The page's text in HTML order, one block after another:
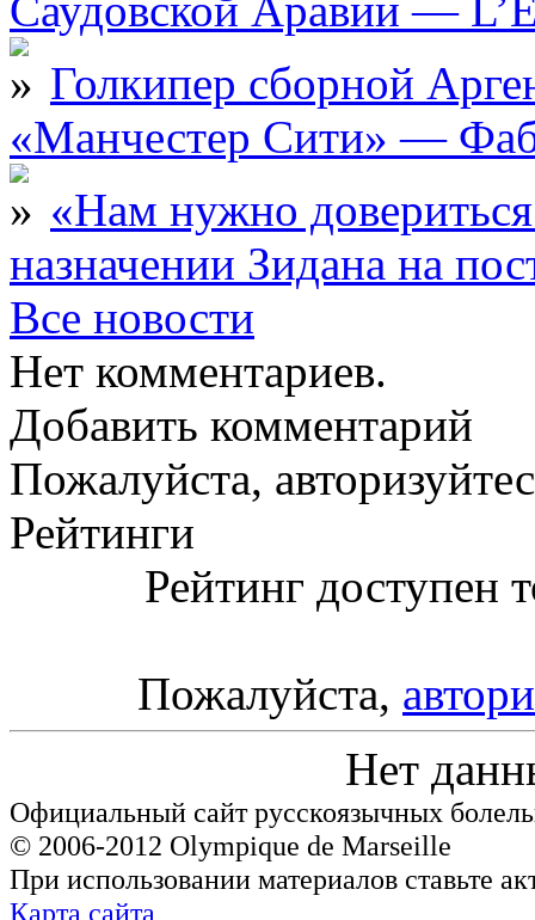
Голкипер сборной
«Манчестер Сити» —
«Нам нужно
назначении Зидана на
Все новости
Нет комментариев.
Добавить комментарий
Пожалуйста,
Рейтинги
Рейтинг доступен
Пожалуйста,
Нет
Официальный сайт русскоязычных
© 2006-2012 Olympique de Marseille
При использовании материалов ставьте
Карта сайта